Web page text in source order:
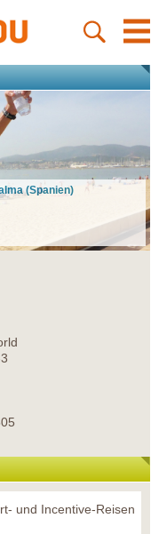
(Spanien)
und Incentive-Reisen